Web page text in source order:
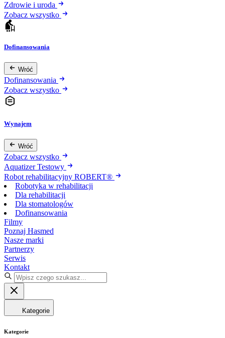
Zdrowie i uroda
Zobacz wszystko
Dofinansowania
Wróć
Dofinansowania
Zobacz wszystko
Wynajem
Wróć
Zobacz wszystko
Aquatizer Testowy
Robot rehabilitacyjny ROBERT®
Robotyka w rehabilitacji
Dla rehabilitacji
Dla stomatologów
Dofinansowania
Filmy
Poznaj Hasmed
Nasze marki
Partnerzy
Serwis
Kontakt
Kategorie
Kategorie